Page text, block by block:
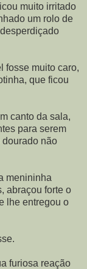
muito irritado
um rolo de
fosse muito caro,
que ficou
canto da sala,
para serem
não
menininha
abraçou forte o
lhe entregou o
furiosa reação